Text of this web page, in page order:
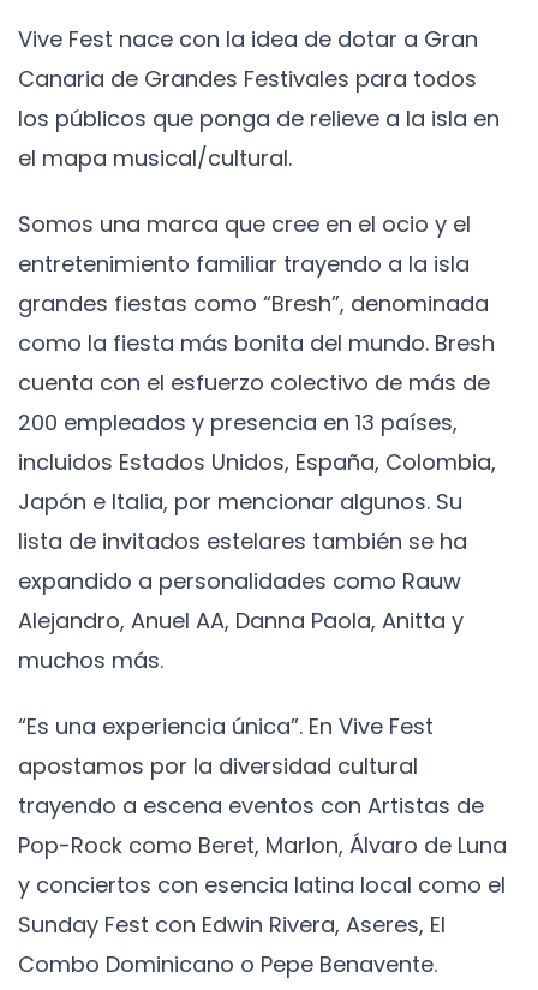
Vive Fest nace con la idea de dotar a Gran
Canaria de Grandes Festivales para todos
los públicos que ponga de relieve a la isla en
el mapa musical/cultural.
Somos una marca que cree en el ocio y el
entretenimiento familiar trayendo a la isla
grandes fiestas como “Bresh”, denominada
como la fiesta más bonita del mundo. Bresh
cuenta con el esfuerzo colectivo de más de
200 empleados y presencia en 13 países,
incluidos Estados Unidos, España, Colombia,
Japón e Italia, por mencionar algunos. Su
lista de invitados estelares también se ha
expandido a personalidades como Rauw
Alejandro, Anuel AA, Danna Paola, Anitta y
muchos más.
“Es una experiencia única”. En Vive Fest
apostamos por la diversidad cultural
trayendo a escena eventos con Artistas de
Pop-Rock como Beret, Marlon, Álvaro de Luna
y conciertos con esencia latina local como el
Sunday Fest con Edwin Rivera, Aseres, El
Combo Dominicano o Pepe Benavente.